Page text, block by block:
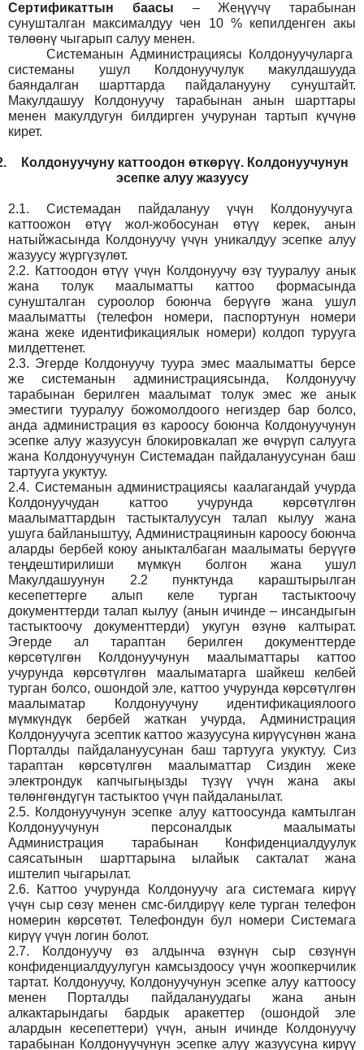
Сертификаттын баасы – Жеңүүчү тарабынан
сунушталган максималдуу чен 10 % кепилденген акы
төлөөнү чыгарып салуу менен.
СистеманынАдминистрациясы Колдонуучуларга
системаны ушул Колдонуучулук макулдашууда
баяндалган шарттарда пайдаланууну сунуштайт.
Макулдашуу Колдонуучу тарабынан анын шарттары
менен макулдугун билдирген учурунан тартып күчүнө
кирет.
Колдонуучуну каттоодон өткөрүү. Колдонуучунун
эсепке алуу жазуусу
2.1.
Системадан пайдалануу үчүн Колдонуучуга
каттоожон өтүү жол-жобосунан өтүү керек, анын
натыйжасында Колдонуучу үчүн уникалдуу эсепке алуу
жазуусу жүргүзүлөт.
2.2. Каттоодон өтүү үчүн Колдонуучу өзү тууралуу анык
жана толук маалыматты каттоо формасында
сунушталган суроолор боюнча берүүгө жана ушул
маалыматты (телефон номери, паспортунун номери
жана жеке идентификациялык номери) колдоп турууга
милдеттенет.
2.3. Эгерде Колдонуучу туура эмес маалыматты берсе
же системанын администрациясында, Колдонуучу
тарабынан берилген маалымат толук эмес же анык
эместиги тууралуу божомолдоого негиздер бар болсо,
анда администрация өз кароосу боюнча Колдонуучунун
эсепке алуу жазуусун блокировкалап же өчүрүп салууга
жана Колдонуучунун Системадан пайдалануусунан баш
тартууга укуктуу.
2.4. Системанын администрациясы каалагандай учурда
Колдонуучудан каттоо учурунда көрсөтүлгөн
маалыматтардын тастыкталуусун талап кылуу жана
ушуга байланыштуу, Администрацяинын кароосу боюнча
аларды бербей коюу аныкталбаган маалыматы берүүгө
теңдештирилиши мүмкүн болгон жана ушул
Макулдашуунун 2.2 пунктунда караштырылган
кесепеттерге алып келе турган тастыктоочу
документтерди талап кылуу (анын ичинде – инсандыгын
тастыктоочу документтерди) укугун өзүнө калтырат.
Эгерде ал тараптан берилген документтерде
көрсөтүлгөн Колдонуучунун маалыматтары каттоо
учурунда көрсөтүлгөн маалыматарга шайкеш келбей
турган болсо, ошондой эле, каттоо учурунда көрсөтүлгөн
маалыматар Колдонуучуну идентификациялоого
мүмкүндүк бербей жаткан учурда, Администрация
Колдонуучуга эсептик каттоо жазуусуна кирүүсүнөн жана
Порталды пайдалануусунан баш тартууга укуктуу. Сиз
тараптан көрсөтүлгөн маалыматтар Сиздин жеке
электрондук капчыгыңызды түзүү үчүн жана акы
төлөнгөндүгүн тастыктоо үчүн пайдаланылат.
2.5. Колдонуучунун эсепке алуу каттоосунда камтылган
Колдонуучунун персоналдык маалыматы
Администрация тарабынан Конфиденциалдуулук
саясатынын шарттарына ылайык сакталат жана
иштелип чыгарылат.
2.6.
Каттоо учурунда Колдонуучу ага системага кирүү
үчүн сыр сөзү менен смс-билдирүү келе турган телефон
номерин көрсөтөт. Телефондун бул номери Системага
кирүү үчүн логин болот.
2.7.
Колдонуучу өз алдынча өзүнүн сыр сөзүнүн
конфиденциалдуулугун камсыздоосу үчүн жоопкерчилик
тартат. Колдонуучу, Колдонуучунун эсепке алуу каттоосу
менен Порталды пайдалануудагы жана анын
алкактарындагы бардык аракеттер (ошондой эле
алардын кесепеттери) үчүн, анын ичинде Колдонуучу
тарабынан Колдонуучунун эсепке алуу жазуусуна кирүү